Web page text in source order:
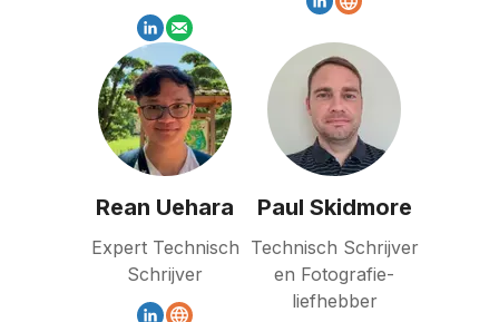
Rean Uehara
Expert Technisch
Schrijver
Paul Skidmore
Technisch Schrijver
en Fotografie-
liefhebber